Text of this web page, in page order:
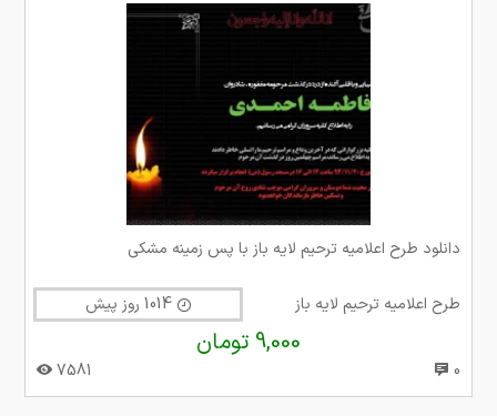
دانلود طرح اعلامیه ترحیم لایه باز با پس زمینه مشکی
طرح اعلامیه ترحیم لایه باز 1014 روز پیش
9,000 تومان
0
7581